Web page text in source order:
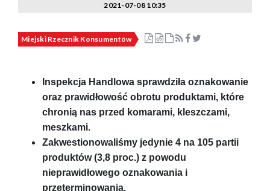
2021-07-08 10:35
Miejski Rzecznik Konsumentów
Inspekcja Handlowa sprawdziła oznakowanie
oraz prawidłowość obrotu produktami, które
chronią nas przed komarami, kleszczami,
meszkami.
Zakwestionowaliśmy jedynie 4 na 105 partii
produktów (3,8 proc.) z powodu
nieprawidłowego oznakowania i
przeterminowania.